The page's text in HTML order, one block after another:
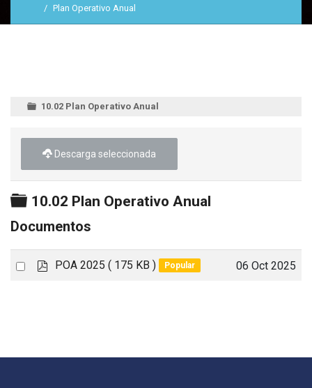
Plan Operativo Anual
10.02 Plan Operativo Anual
Descarga seleccionada
Carpeta
10.02 Plan Operativo Anual
Documentos
Select
pPOA 2025 ( 175 KB ) Popular 06 Oct 2025